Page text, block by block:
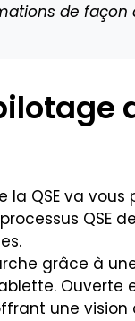
de
va vous
grâce à
une